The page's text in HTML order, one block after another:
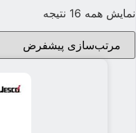
نمایش همه 16 نتیجه